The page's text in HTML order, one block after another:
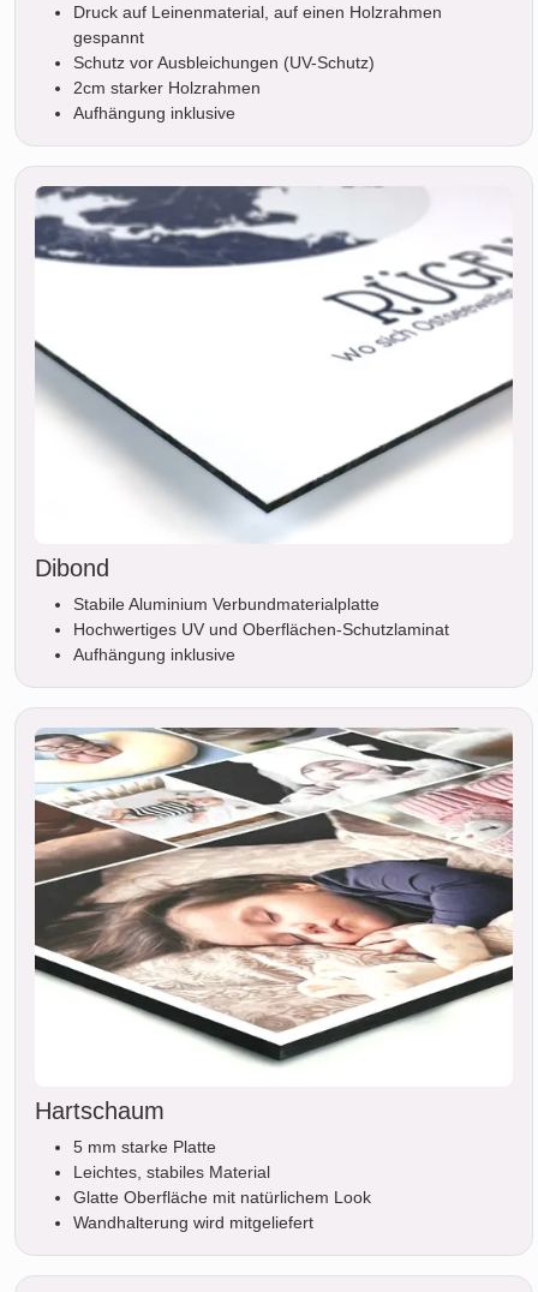
Druck auf Leinenmaterial, auf einen Holzrahmen
gespannt
Schutz vor Ausbleichungen (UV-Schutz)
2cm starker Holzrahmen
Aufhängung inklusive
Dibond
Stabile Aluminium Verbundmaterialplatte
Hochwertiges UV und Oberflächen-Schutzlaminat
Aufhängung inklusive
Hartschaum
5 mm starke Platte
Leichtes, stabiles Material
Glatte Oberfläche mit natürlichem Look
Wandhalterung wird mitgeliefert